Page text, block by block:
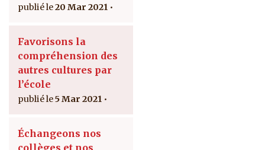
20 Mar 2021
Favorisons la
compréhension des
autres cultures par
l’école
5 Mar 2021
Échangeons nos